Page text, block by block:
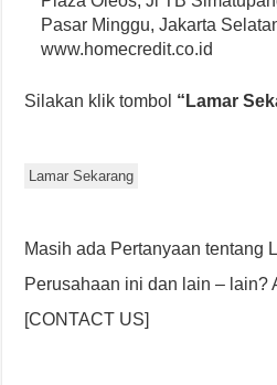
Pasar Minggu, Jakarta
www.homecredit.co.id
Silakan klik tombol “Lamar
Lamar Sekarang
Masih ada Pertanyaan tentang
Perusahaan ini dan lain – lain?
[CONTACT US]